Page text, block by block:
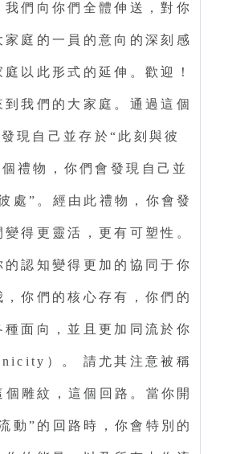
我們向你們全體伸送，對你
家庭的一員的意向的深刻感
以此形式的延伸。歡迎！
到我們的大家庭。通過這個
現自己並存於“此刻與彼
禮物，你們會發現自己並
處”。經由此禮物，你會發
得更靈活，更有可塑性。
的認知變得更加的協同于你
，你們的核心存有，你們的
種面向，並且更加同流於你
）。 請尤其注意被稱
個雕紋，這個回路。當你開
動”的回路時，你會特別的